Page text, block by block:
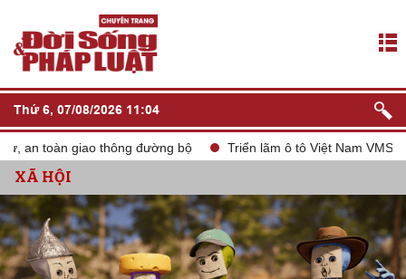
Thứ 6, 07/08/2026 11:04
giao thông đường bộ Triển lãm ô tô Việt Nam VMS 2024
XÃ HỘI